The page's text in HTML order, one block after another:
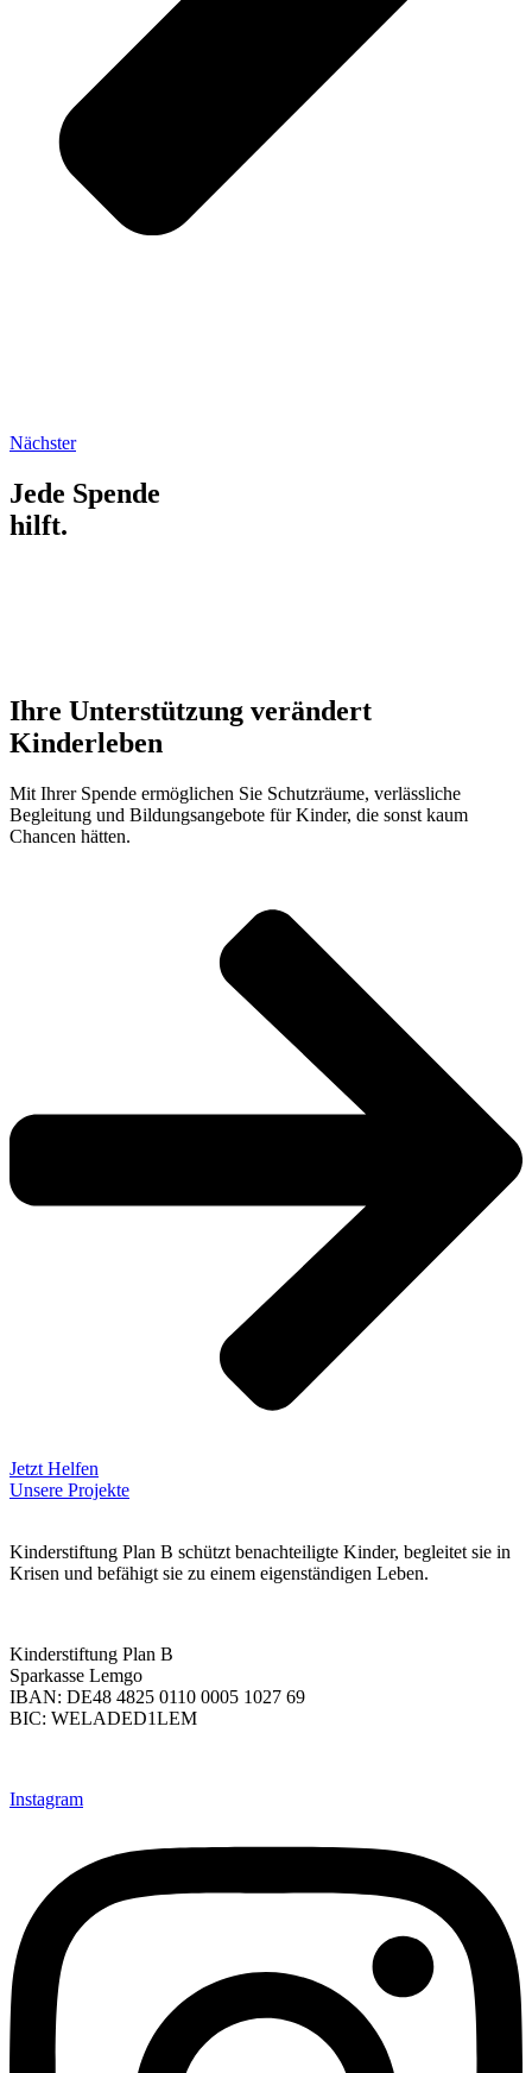
Nächster
Jede Spende
hilft.
Ihre Unterstützung verändert
Kinderleben
Mit Ihrer Spende ermöglichen Sie Schutzräume, verlässliche
Begleitung und Bildungsangebote für Kinder, die sonst kaum
Chancen hätten.
Jetzt Helfen
Unsere Projekte
Kinderstiftung Plan B schützt benachteiligte Kinder, begleitet sie in
Krisen und befähigt sie zu einem eigenständigen Leben.
Kinderstiftung Plan B
Sparkasse Lemgo
IBAN: DE48 4825 0110 0005 1027 69
BIC: WELADED1LEM
Instagram